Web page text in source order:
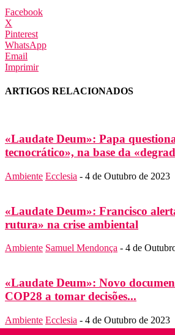
Facebook
X
Pinterest
WhatsApp
Email
Imprimir
ARTIGOS RELACIONADOS
«Laudate Deum»: Papa
tecnocrático», na base da
Ambiente Ecclesia - 4 de Outubro de 2023
«Laudate Deum»: Francisco
rutura» na crise ambiental
Ambiente Samuel Mendonça - 4 de
«Laudate Deum»: Novo
COP28 a tomar decisões...
Ambiente Ecclesia - 4 de Outubro de 2023